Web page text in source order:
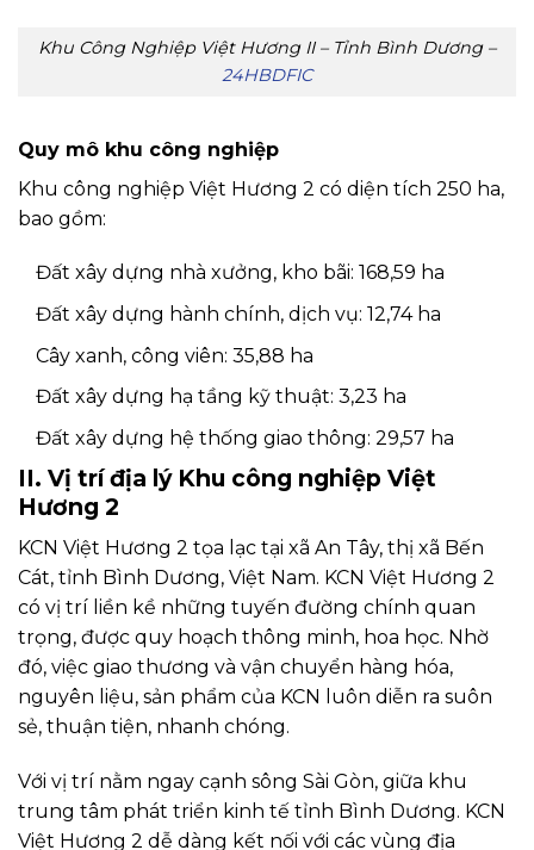
Khu Công Nghiệp Việt Hương II – Tỉnh Bình Dương –
24HBDFIC
Quy mô khu công nghiệp
Khu công nghiệp Việt Hương 2 có diện tích 250 ha,
bao gồm:
Đất xây dựng nhà xưởng, kho bãi: 168,59 ha
Đất xây dựng hành chính, dịch vụ: 12,74 ha
Cây xanh, công viên: 35,88 ha
Đất xây dựng hạ tầng kỹ thuật: 3,23 ha
Đất xây dựng hệ thống giao thông: 29,57 ha
II. Vị trí địa lý Khu công nghiệp Việt
Hương 2
KCN Việt Hương 2 tọa lạc tại xã An Tây, thị xã Bến
Cát, tỉnh Bình Dương, Việt Nam. KCN Việt Hương 2
có vị trí liền kề những tuyến đường chính quan
trọng, được quy hoạch thông minh, hoa học. Nhờ
đó, việc giao thương và vận chuyển hàng hóa,
nguyên liệu, sản phẩm của KCN luôn diễn ra suôn
sẻ, thuận tiện, nhanh chóng.
Với vị trí nằm ngay cạnh sông Sài Gòn, giữa khu
trung tâm phát triển kinh tế tỉnh Bình Dương. KCN
Việt Hương 2 dễ dàng kết nối với các vùng địa